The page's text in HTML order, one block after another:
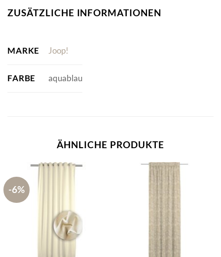
ZUSÄTZLICHE INFORMATIONEN
MARKE Joop!
FARBE aquablau
ÄHNLICHE PRODUKTE
-6%